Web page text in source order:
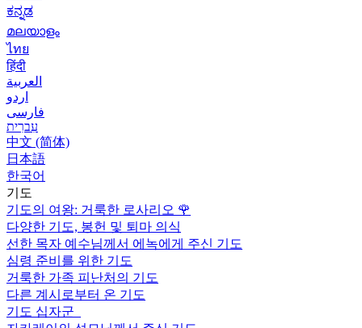
ಕನ್ನಡ
മലയാളം
ไทย
हिंदी
العربية
اردو
فارسی
עִברִית
中文 (简体)
日本語
한국어
기도
기도의 여왕: 거룩한 로사리오 🌹
다양한 기도, 봉헌 및 퇴마 의식
선한 목자 예수님께서 에녹에게 주신 기도
심령 준비를 위한 기도
거룩한 가족 피난처의 기도
다른 계시로부터 온 기도
기도 십자군